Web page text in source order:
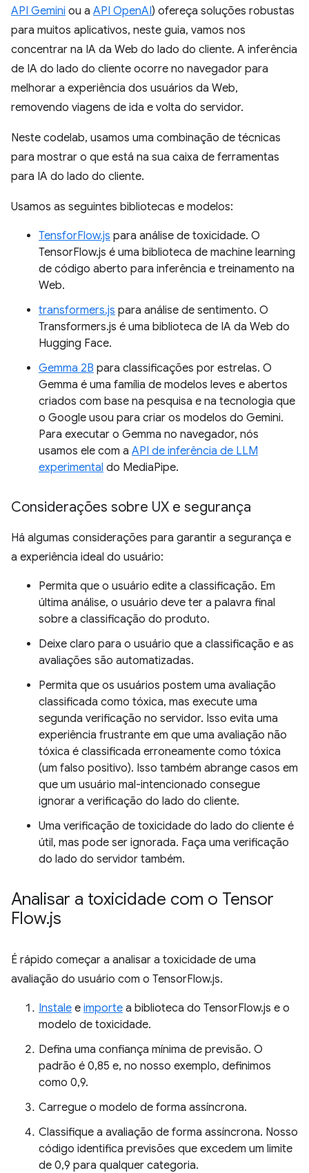
API Gemini ou a API OpenAI) ofereça soluções robustas
para muitos aplicativos, neste guia, vamos nos
concentrar na IA da Web do lado do cliente. A inferência
de IA do lado do cliente ocorre no navegador para
melhorar a experiência dos usuários da Web,
removendo viagens de ida e volta do servidor.
Neste codelab, usamos uma combinação de técnicas
para mostrar o que está na sua caixa de ferramentas
para IA do lado do cliente.
Usamos as seguintes bibliotecas e modelos:
TensforFlow.js para análise de toxicidade. O
TensorFlow.js é uma biblioteca de machine learning
de código aberto para inferência e treinamento na
Web.
transformers.js para análise de sentimento. O
Transformers.js é uma biblioteca de IA da Web do
Hugging Face.
Gemma 2B para classificações por estrelas. O
Gemma é uma família de modelos leves e abertos
criados com base na pesquisa e na tecnologia que
o Google usou para criar os modelos do Gemini.
Para executar o Gemma no navegador, nós
usamos ele com a API de inferência de LLM
experimental do MediaPipe.
Considerações sobre UX e segurança
Há algumas considerações para garantir a segurança e
a experiência ideal do usuário:
Permita que o usuário edite a classificação. Em
última análise, o usuário deve ter a palavra final
sobre a classificação do produto.
Deixe claro para o usuário que a classificação e as
avaliações são automatizadas.
Permita que os usuários postem uma avaliação
classificada como tóxica, mas execute uma
segunda verificação no servidor. Isso evita uma
experiência frustrante em que uma avaliação não
tóxica é classificada erroneamente como tóxica
(um falso positivo). Isso também abrange casos em
que um usuário mal-intencionado consegue
ignorar a verificação do lado do cliente.
Uma verificação de toxicidade do lado do cliente é
útil, mas pode ser ignorada. Faça uma verificação
do lado do servidor também.
Analisar a toxicidade com o Tensor
Flow.js
É rápido começar a analisar a toxicidade de uma
avaliação do usuário com o TensorFlow.js.
Instale e importe a biblioteca do TensorFlow.js e o
modelo de toxicidade.
Defina uma confiança mínima de previsão. O
padrão é 0,85 e, no nosso exemplo, definimos
como 0,9.
Carregue o modelo de forma assíncrona.
Classifique a avaliação de forma assíncrona. Nosso
código identifica previsões que excedem um limite
de 0,9 para qualquer categoria.